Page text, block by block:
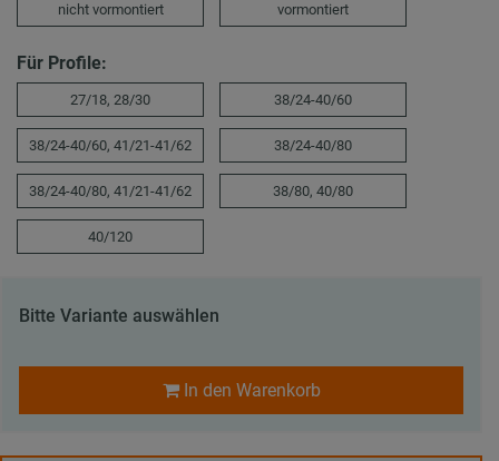
nicht vormontiert vormontiert
Für Profile:
27/18, 28/30 38/24-40/60
38/24-40/60, 41/21-41/62 38/24-40/80
38/24-40/80, 41/21-41/62 38/80, 40/80
40/120
Bitte Variante auswählen
In den Warenkorb